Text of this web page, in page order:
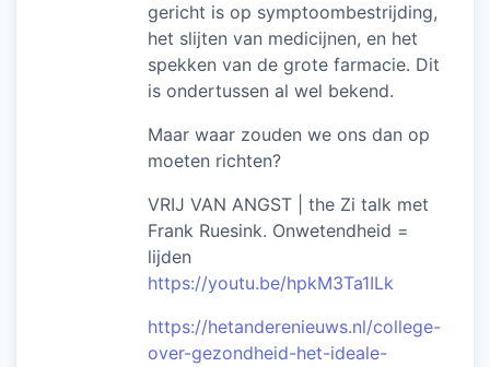
gericht is op symptoombestrijding,
het slijten van medicijnen, en het
spekken van de grote farmacie. Dit
is ondertussen al wel bekend.
Maar waar zouden we ons dan op
moeten richten?
VRIJ VAN ANGST | the Zi talk met
Frank Ruesink. Onwetendheid =
lijden
https://youtu.be/hpkM3Ta1ILk
https://hetanderenieuws.nl/college-
over-gezondheid-het-ideale-